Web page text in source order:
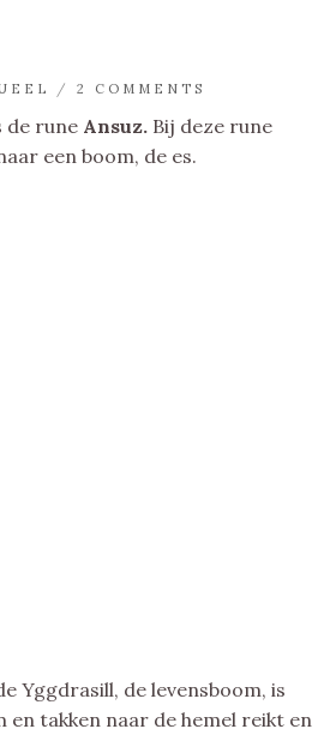
/ 2 COMMENTS
de rune Ansuz. Bij deze rune
een boom, de es.
Yggdrasill, de levensboom, is
en takken naar de hemel reikt en